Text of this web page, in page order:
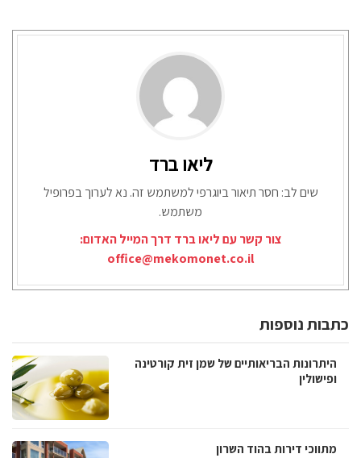
ליאו ברד
שים לב: חסר תיאור ביוגרפי למשתמש זה. נא לערוך בפרופיל
משתמש.
צור קשר עם ליאו ברד דרך המייל האדום:
office@mekomonet.co.il
כתבות נוספות
היתרונות הבריאותיים של שמן זית קורטינה
ופישולין
מתווכי דירות בהוד השרון